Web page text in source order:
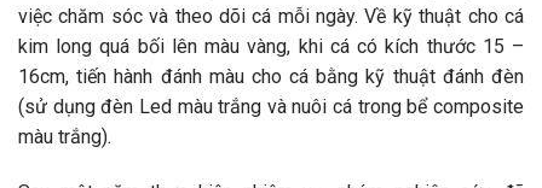
việc chăm sóc và theo dõi cá mỗi ngày. Về kỹ thuật cho cá
kim long quá bối lên màu vàng, khi cá có kích thước 15 –
16cm, tiến hành đánh màu cho cá bằng kỹ thuật đánh đèn
(sử dụng đèn Led màu trắng và nuôi cá trong bể composite
màu trắng).